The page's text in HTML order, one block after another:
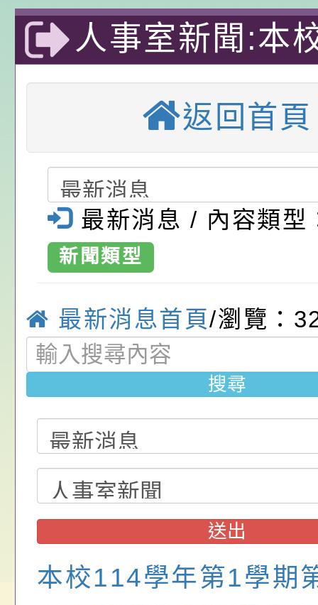
電影營」、「祖孫樂
「愛『原原』不絕-
樂會」、「邁向下一
列講座及成長團體
員會函釋公務員留職
赴陸應申請許可一案
中興國民小學115學
期第1次第7-9招代課
甄選公告
本校「115學年度國
校課程計畫」核定一
轉知教育部國民及學
辦理「115年度教育
前教育署辦理性別平
置課程與教學人才庫
畫」一案， 請教師
請，請查照。
公告:桃園市政府腸
施問答集
轉知:桃園市交通局
減碳存摺2.0」全民
桃園市政府家庭教育
年度祖孫樂淘桃－祖
祝活動」海報電子檔
位協助鼓勵所屬同
關（構）、學校、民
名參加，請查照
轉知有關銓敘部建置
員退休所得重審後實
算器」，公立學校
亦可利用
「2026桃園市孔廟
動—儒門初開 智慧
桃園市政府家庭教
家8月課程資訊」、
電影營」、「祖孫樂
「愛『原原』不絕-
樂會」、「邁向下一
列講座及成長團體」
轉知內政部函以，有
員會函釋公務員留職
赴陸應申請許可一案
中興國民小學115學
期第1次第7-9招代課
甄選公告
本校「115學年度國
校課程計畫」核定一
轉知教育部國民及學
辦理「115年度教育
前教育署辦理性別平
置課程與教學人才庫
畫」一案， 請教師
公告:桃園市政府腸
施問答集
轉知:桃園市交通局
減碳存摺2.0」全民
桃園市政府家庭教育
年度祖孫樂淘桃－祖
轉知有關銓敘部建置
人事室新聞:本
年第1學期第1
招)代理教師甄
桃園市大溪區
小學-優質教
返回首頁
最新消息 / 內容類型
新聞類型
最新消息首頁/瀏覽：
搜尋
送出
本校114學年第1學期